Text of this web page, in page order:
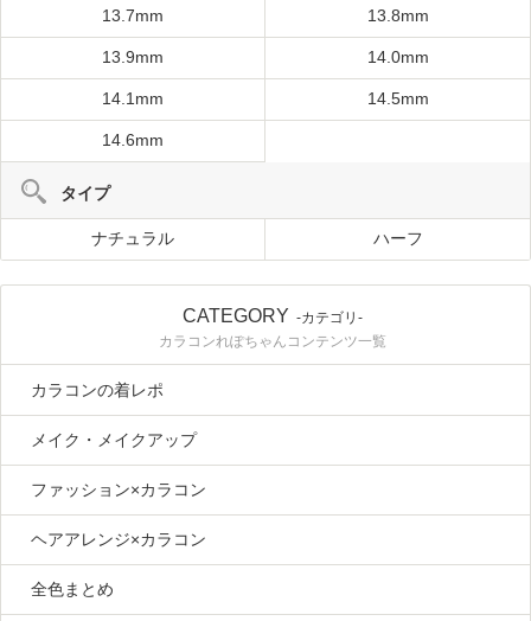
13.7mm 13.8mm
13.9mm 14.0mm
14.1mm 14.5mm
14.6mm
タイプ
ナチュラル ハーフ
CATEGORY -カテゴリ-
カラコンれぽちゃんコンテンツ一覧
カラコンの着レポ
メイク・メイクアップ
ファッション×カラコン
ヘアアレンジ×カラコン
全色まとめ